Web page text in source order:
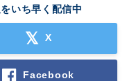
いち早く配信中
X
Facebook